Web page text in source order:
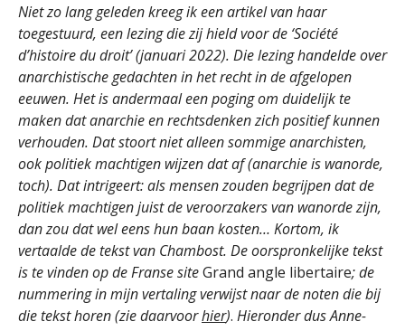
Niet zo lang geleden kreeg ik een artikel van haar
toegestuurd, een lezing die zij hield voor de ‘Société
d’histoire du droit’ (januari 2022). Die lezing handelde over
anarchistische gedachten in het recht in de afgelopen
eeuwen. Het is andermaal een poging om duidelijk te
maken dat anarchie en rechtsdenken zich positief kunnen
verhouden. Dat stoort niet alleen sommige anarchisten,
ook politiek machtigen wijzen dat af (anarchie is wanorde,
toch). Dat intrigeert: als mensen zouden begrijpen dat de
politiek machtigen juist de veroorzakers van wanorde zijn,
dan zou dat wel eens hun baan kosten… Kortom, ik
vertaalde de tekst van Chambost. De oorspronkelijke tekst
is te vinden op de Franse siteGrand angle libertaire; de
nummering in mijn vertaling verwijst naar de noten die bij
die tekst horen (zie daarvoorhier). Hieronder dus Anne-